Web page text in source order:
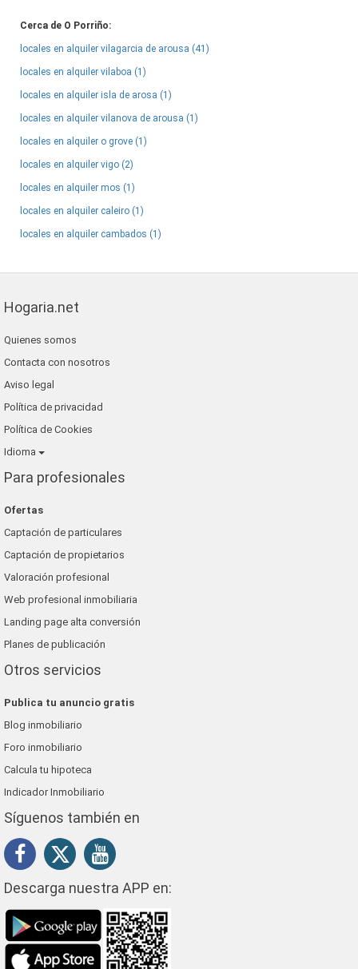
Cerca de O Porriño:
locales en alquiler vilagarcia de arousa (41)
locales en alquiler vilaboa (1)
locales en alquiler isla de arosa (1)
locales en alquiler vilanova de arousa (1)
locales en alquiler o grove (1)
locales en alquiler vigo (2)
locales en alquiler mos (1)
locales en alquiler caleiro (1)
locales en alquiler cambados (1)
Hogaria.net
Quienes somos
Contacta con nosotros
Aviso legal
Política de privacidad
Política de Cookies
Idioma
Para profesionales
Ofertas
Captación de particulares
Captación de propietarios
Valoración profesional
Web profesional inmobiliaria
Landing page alta conversión
Planes de publicación
Otros servicios
Publica tu anuncio gratis
Blog inmobiliario
Foro inmobiliario
Calcula tu hipoteca
Indicador Inmobiliario
Síguenos también en
Descarga nuestra APP en: